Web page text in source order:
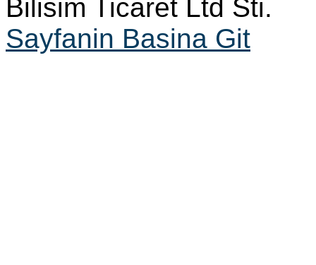
Bilisim Ticaret Ltd Sti.
Sayfanin Basina Git